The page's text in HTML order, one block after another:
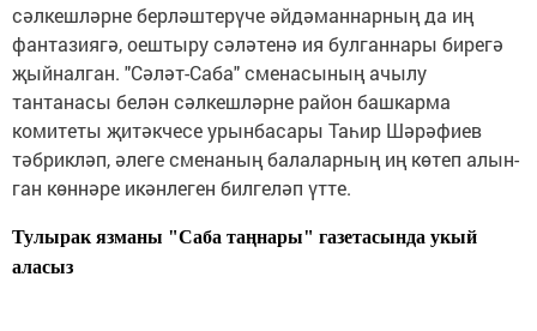
сәлкешләрне берләштерүче әйдәманнарның да иң
фантазиягә, оештыру сәләтенә ия булганнары бирегә
җыйналган. "Сәләт-Саба" сме­насының ачылу
тантанасы бе­лән сәлкешләрне район башкарма
комитеты җитәкчесе урынбасары Таһир Шәрәфиев
тәбрикләп, әлеге сменаның балаларның иң көтеп алын­
ган көннәре икәнлеген билгеләп үтте.
Тулырак язманы "Саба таңнары" газетасында укый
аласыз